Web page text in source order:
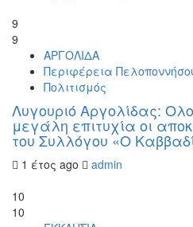
9
9
ΑΡΓΟΛΙΔΑ
Περιφέρεια
Πολιτισμός
Λυγουριό Αργολίδας:
μεγάλη επιτυχία οι
του Συλλόγου «Ο
1 έτος ago
admin
10
10